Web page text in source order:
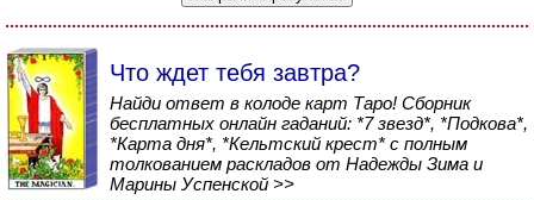
Что ждет тебя завтра?
Найди ответ в колоде карт Таро! Сборник
бесплатных онлайн гаданий: *7 звезд*, *Подкова*,
*Карта дня*, *Кельтский крест* с полным
толкованием раскладов от Надежды Зима и
Марины Успенской >>